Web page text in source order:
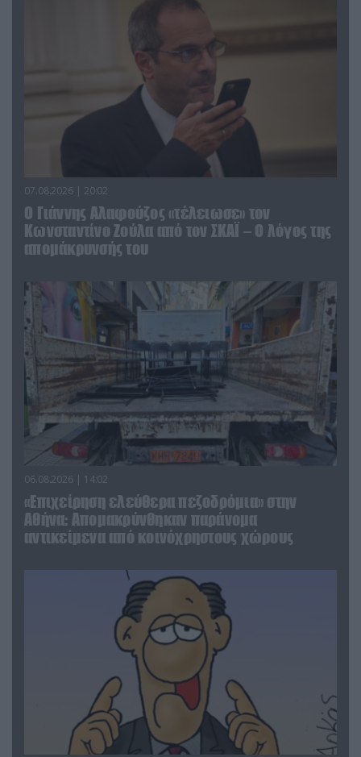
07.08.2026 | 20:02
Ο Γιάννης Αλαφούζος «τέλειωσε» τον
Κωνσταντίνο Ζούλα από τον ΣΚΑΪ – Ο λόγος της
απομάκρυνσής του
06.08.2026 | 14:02
«Επιχείρηση ελεύθερα πεζοδρόμια» στην
Αθήνα: Απομακρύνθηκαν παράνομα
αντικείμενα από κοινόχρηστους χώρους